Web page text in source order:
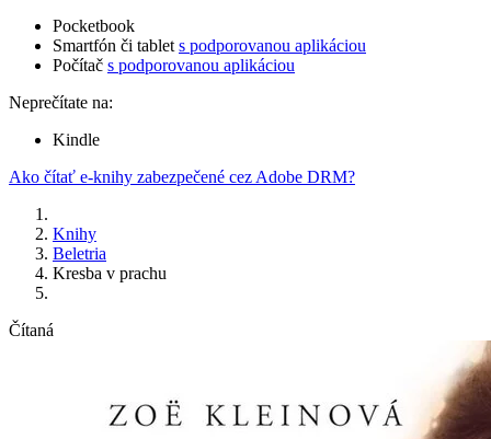
Pocketbook
Smartfón či tablet s podporovanou aplikáciou
Počítač s podporovanou aplikáciou
Neprečítate na:
Kindle
Ako čítať e-knihy zabezpečené cez Adobe DRM?
Knihy
Beletria
Kresba v prachu
Čítaná